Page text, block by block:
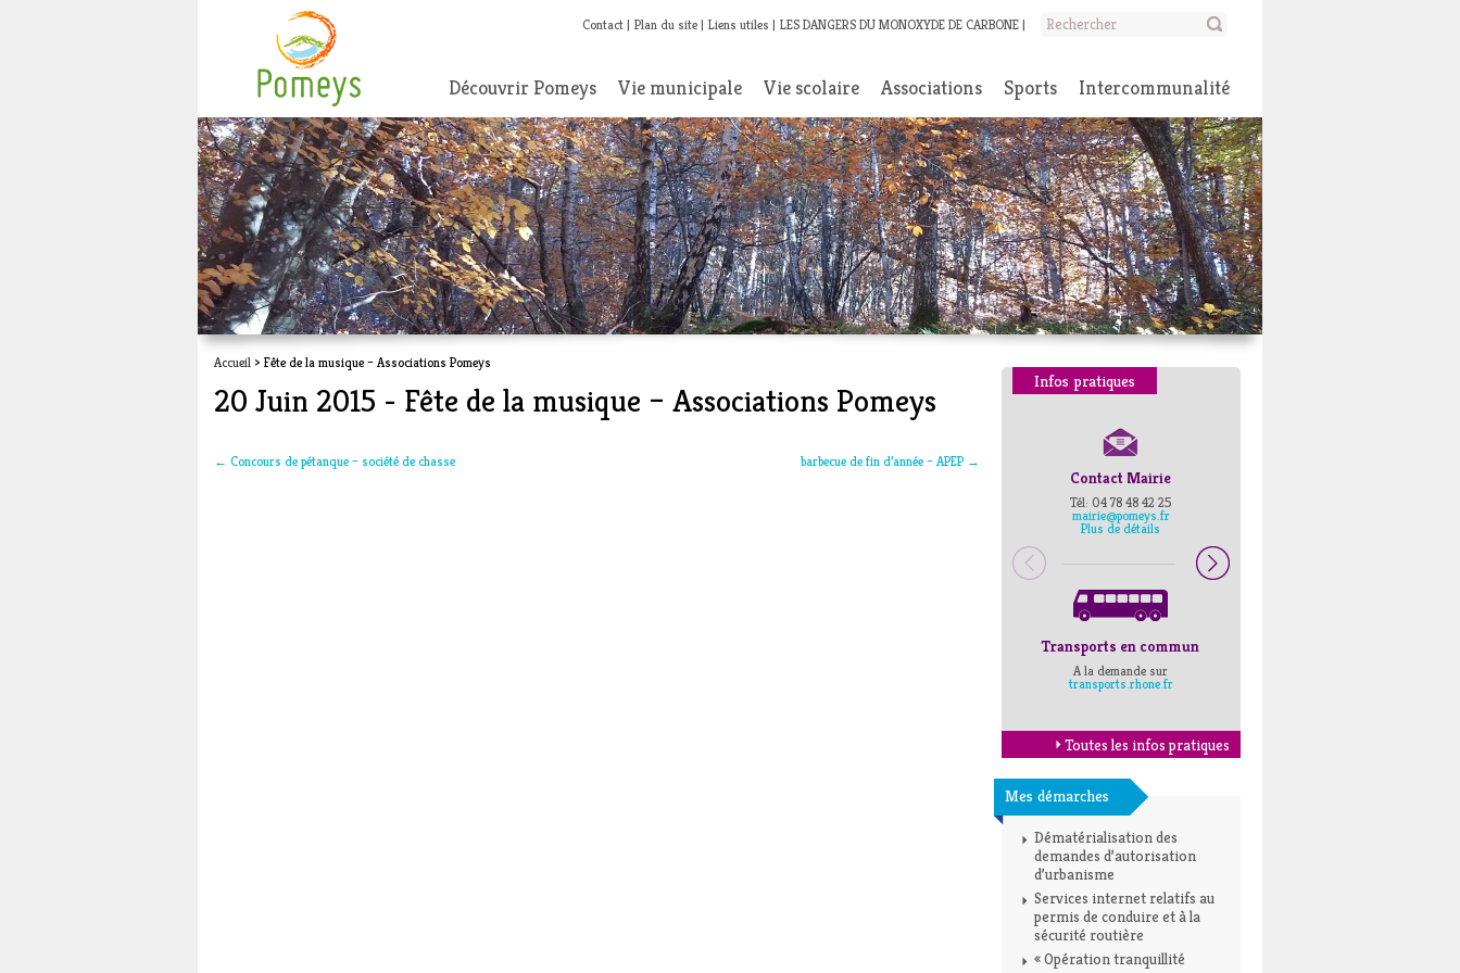
Contact Plan du site Liens utiles LES DANGERS DU MONOXYDE DE CARBONE
Découvrir Pomeys Vie municipale Vie scolaire Associations Sports Intercommunalité
Accueil > Fête de la musique – Associations Pomeys
20 Juin 2015 - Fête de la musique – Associations Pomeys
← Concours de pétanque – société de chasse barbecue de fin d’année – APEP →
Infos pratiques
Contact Mairie
Tél: 04 78 48 42 25
mairie@pomeys.fr
Plus de détails
Transports en commun
A la demande sur
transports.rhone.fr
Toutes les infos pratiques
Mes démarches
Dématérialisation des
demandes d’autorisation
d’urbanisme
Services internet relatifs au
permis de conduire et à la
sécurité routière
« Opération tranquillité